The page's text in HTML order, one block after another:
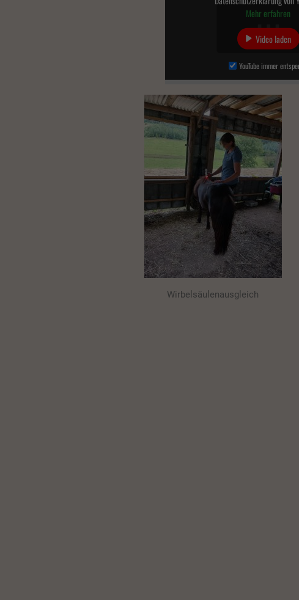
Mehr erfahren
Video laden
YouTube immer
Wirbelsäulenausgleich
Alle
Nur
Essenziell
Essenzielle
erforderlich.
Externe
Inhalte von
externen
powered by